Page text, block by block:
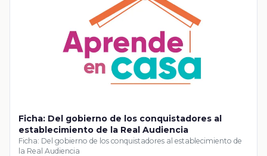
Ficha: Del gobierno de los conquistadores al
establecimiento de la Real Audiencia
Ficha: Del gobierno de los conquistadores al establecimiento de
la Real Audiencia